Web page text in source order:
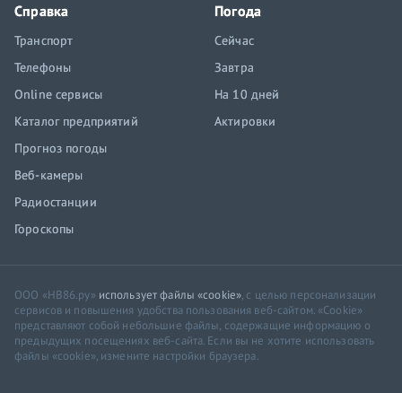
Справка
Транспорт
Телефоны
Online сервисы
Каталог предприятий
Прогноз погоды
Веб-камеры
Радиостанции
Гороскопы
Погода
Сейчас
Завтра
На 10 дней
Актировки
ООО «НВ86.ру» использует файлы «cookie», с целью персонализации
сервисов и повышения удобства пользования веб-сайтом. «Cookie»
представляют собой небольшие файлы, содержащие информацию о
предыдущих посещениях веб-сайта. Если вы не хотите использовать
файлы «cookie», измените настройки браузера.